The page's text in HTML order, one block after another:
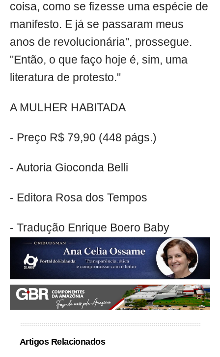
coisa, como se fizesse uma espécie de
manifesto. E já se passaram meus
anos de revolucionária", prossegue.
"Então, o que faço hoje é, sim, uma
literatura de protesto."
A MULHER HABITADA
- Preço R$ 79,90 (448 págs.)
- Autoria Gioconda Belli
- Editora Rosa dos Tempos
- Tradução Enrique Boero Baby
Artigos Relacionados